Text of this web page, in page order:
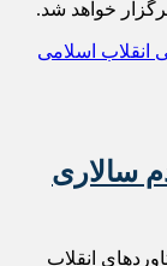
مردم سالاری
انقلاب